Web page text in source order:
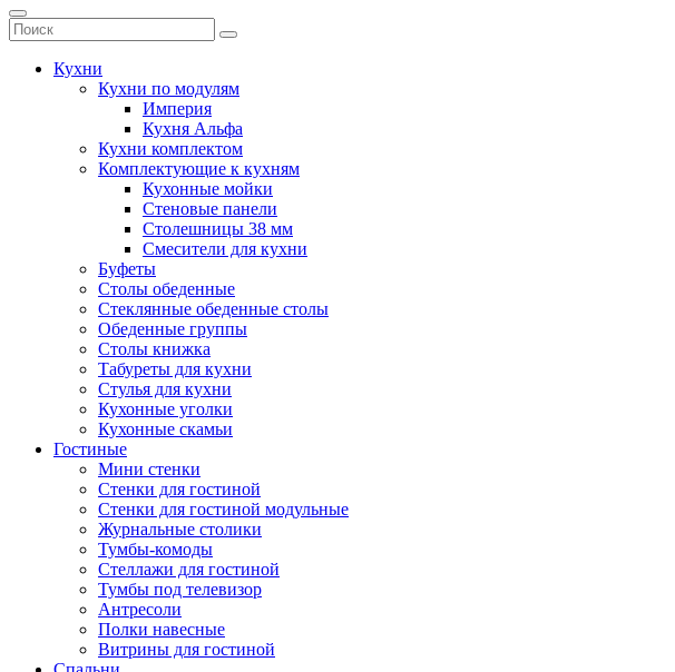
Кухни
Кухни по модулям
Империя
Кухня Альфа
Кухни комплектом
Комплектующие к кухням
Кухонные мойки
Стеновые панели
Столешницы 38 мм
Смесители для кухни
Буфеты
Столы обеденные
Стеклянные обеденные столы
Обеденные группы
Столы книжка
Табуреты для кухни
Стулья для кухни
Кухонные уголки
Кухонные скамьи
Гостиные
Мини стенки
Стенки для гостиной
Стенки для гостиной модульные
Журнальные столики
Тумбы-комоды
Стеллажи для гостиной
Тумбы под телевизор
Антресоли
Полки навесные
Витрины для гостиной